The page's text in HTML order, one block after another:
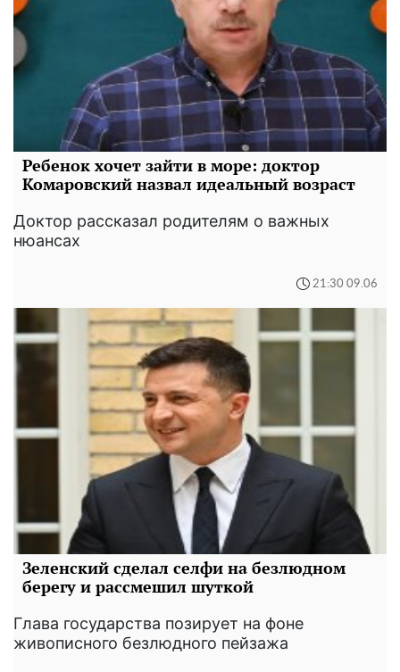
Ребенок хочет зайти в море: доктор
Комаровский назвал идеальный возраст
Доктор рассказал родителям о важных
нюансах
21:30 09.06
Зеленский сделал селфи на безлюдном
берегу и рассмешил шуткой
Глава государства позирует на фоне
живописного безлюдного пейзажа